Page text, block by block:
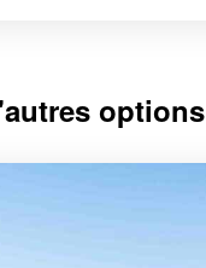
options